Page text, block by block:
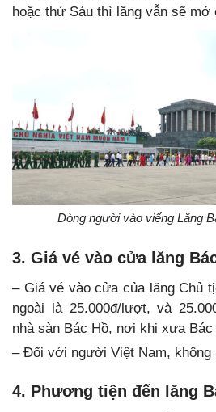
hoặc thứ Sáu thì lăng vẫn sẽ mở
Dòng người vào viếng Lăng
3. Giá vé vào cửa lăng
– Giá vé vào cửa của lăng Chủ
ngoài là 25.000đ/lượt, và
nhà sàn Bác Hồ, nơi khi xưa
– Đối với người Việt Nam, không
4. Phương tiện đến lăng